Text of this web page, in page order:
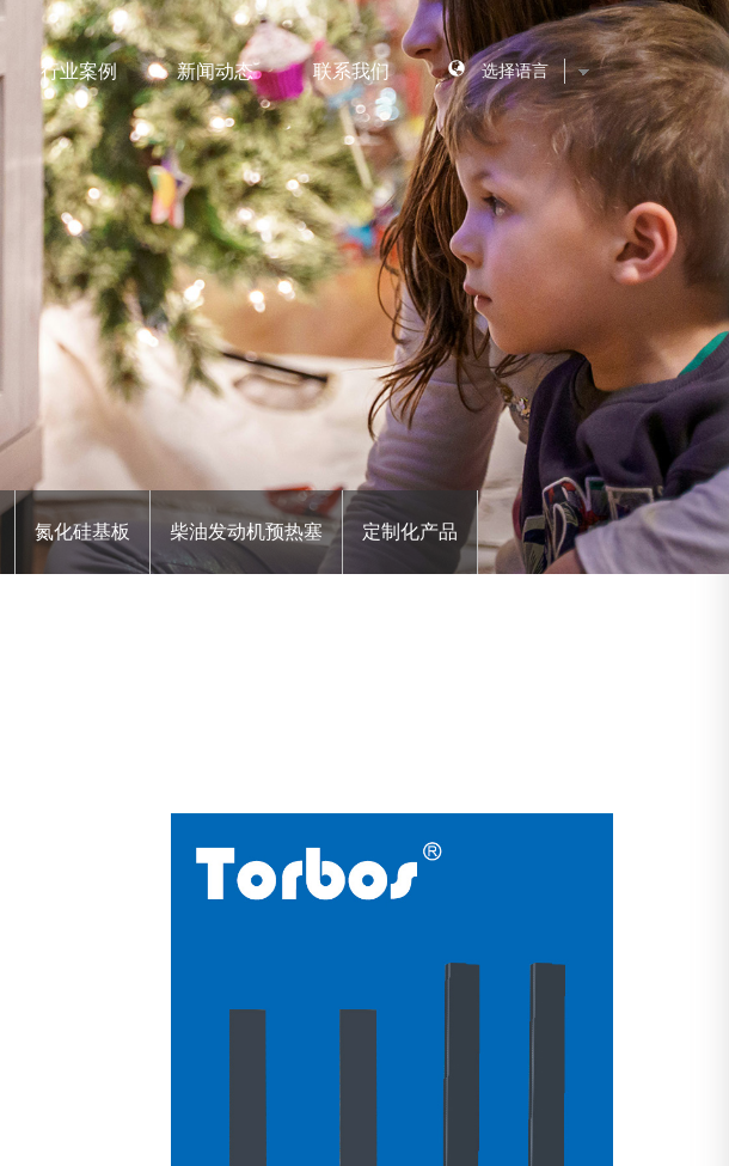
行业案例
新能源汽车 汽车尾气处理
驻车加热
壁炉及生物质锅炉点
火
设备及模具加热 其他液体加热
新闻动态 联系我们
氮化硅基板 柴油发动机预热塞 定制化产品